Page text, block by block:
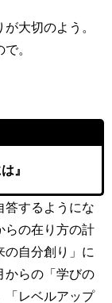
大切のよう。
。
』
答するようにな
らの在り方の計
の自分創り」に
からの「学びの
「レベルアップ